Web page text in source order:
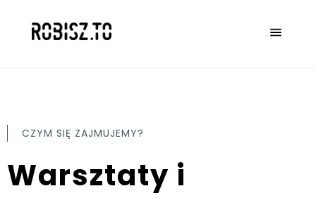
CZYM SIĘ ZAJMUJEMY?
Warsztaty i